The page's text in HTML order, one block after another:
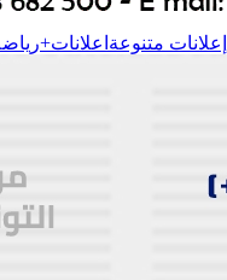
إعلانات متنوعة اعلانات+